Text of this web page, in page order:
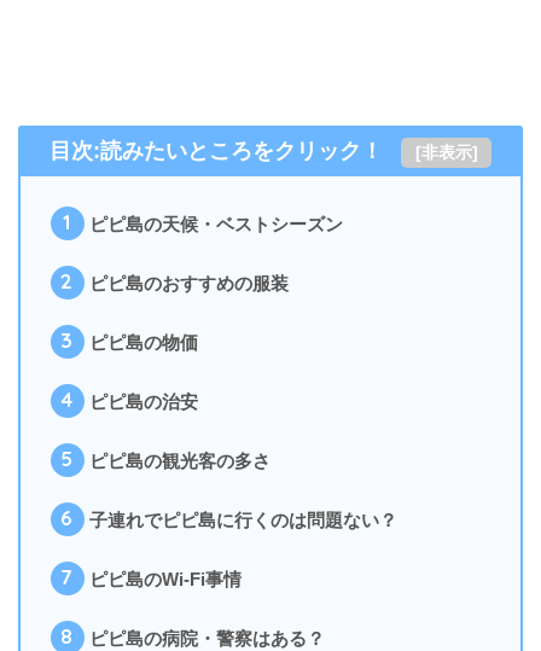
目次:読みたいところをクリック！ [非表示]
1 ピピ島の天候・ベストシーズン
2 ピピ島のおすすめの服装
3 ピピ島の物価
4 ピピ島の治安
5 ピピ島の観光客の多さ
6 子連れでピピ島に行くのは問題ない？
7 ピピ島のWi-Fi事情
8 ピピ島の病院・警察はある？